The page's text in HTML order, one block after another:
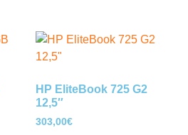
HP EliteBook 725 G2
12,5″
303,00€